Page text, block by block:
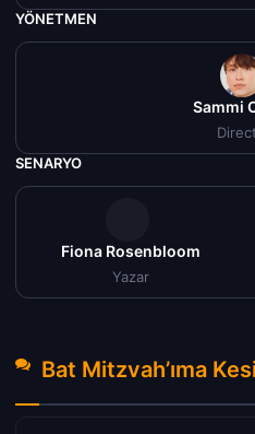
YÖNETMEN
Sammi
SENARYO
Fiona Rosenbloom
Yazar